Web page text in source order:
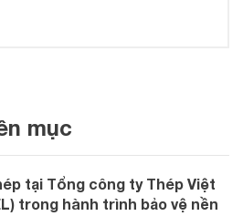
mục
tại Tổng công ty Thép Việt
trong hành trình bảo vệ nền